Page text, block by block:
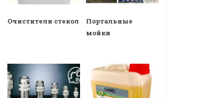
Очистители стекол
Портальные
мойки